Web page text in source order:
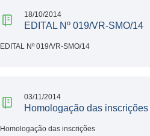
18/10/2014
EDITAL Nº 019/VR-SMO/14
EDITAL Nº 019/VR-SMO/14
03/11/2014
Homologação das inscrições
Homologação das inscrições